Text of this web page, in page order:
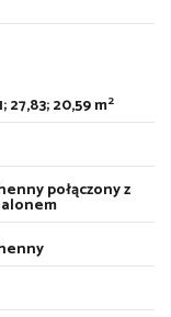
27,83; 20,59 m2
połączony z